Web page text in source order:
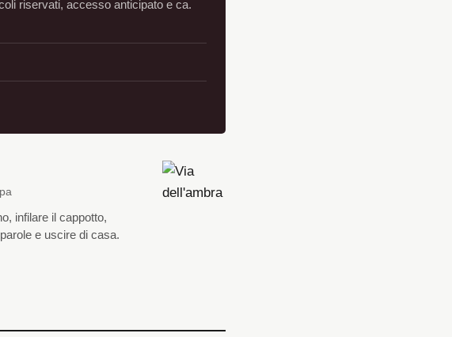
riservati, accesso anticipato e ca.
infilare il cappotto,
e uscire di casa.